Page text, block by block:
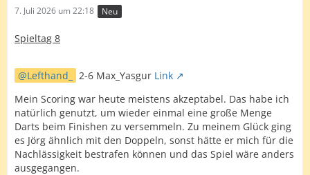
7. Juli 2026 um 22:18 Neu
Spieltag 8
Lefthand_ 2-6 Max_Yasgur Link
Mein Scoring war heute meistens akzeptabel. Das habe ich
natürlich genutzt, um wieder einmal eine große Menge
Darts beim Finishen zu versemmeln. Zu meinem Glück ging
es Jörg ähnlich mit den Doppeln, sonst hätte er mich für die
Nachlässigkeit bestrafen können und das Spiel wäre anders
ausgegangen.